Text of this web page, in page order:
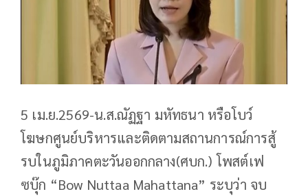
5 เม.ย.2569-น.ส.ณัฏฐา มหัทธนา หรือโบว์
โฆษกศูนย์บริหารและติดตามสถานการณ์การสู้
รบในภูมิภาคตะวันออกกลาง(ศบก.) โพสต์เฟ
ซบุ๊ก “Bow Nuttaa Mahattana” ระบุว่า จบ